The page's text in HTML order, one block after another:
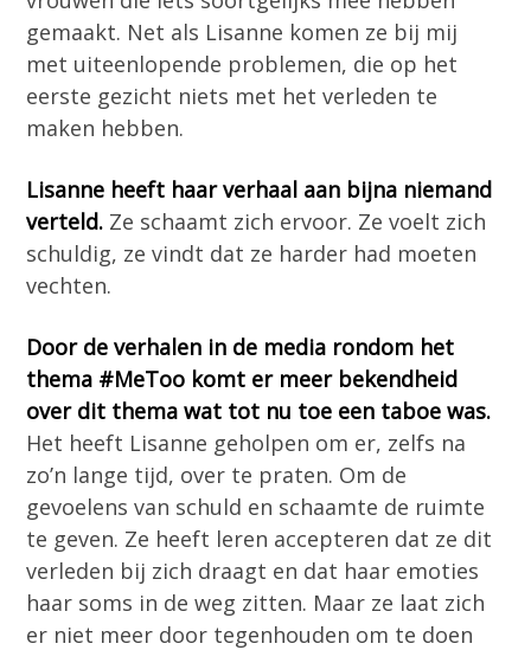
gemaakt. Net als Lisanne komen ze bij mij
met uiteenlopende problemen, die op het
eerste gezicht niets met het verleden te
maken hebben.
Lisanne heeft haar verhaal aan bijna niemand
verteld. Ze schaamt zich ervoor. Ze voelt zich
schuldig, ze vindt dat ze harder had moeten
vechten.
Door de verhalen in de media rondom het
thema #MeToo komt er meer bekendheid
over dit thema wat tot nu toe een taboe was.
Het heeft Lisanne geholpen om er, zelfs na
zo’n lange tijd, over te praten. Om de
gevoelens van schuld en schaamte de ruimte
te geven. Ze heeft leren accepteren dat ze dit
verleden bij zich draagt en dat haar emoties
haar soms in de weg zitten. Maar ze laat zich
er niet meer door tegenhouden om te doen